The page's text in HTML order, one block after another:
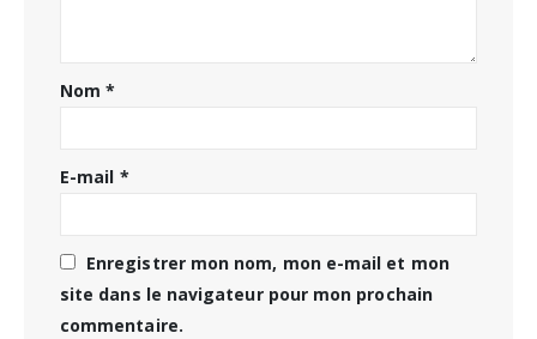
Nom*
E-mail *
Enregistrer mon nom, mon e-mail et mon
site dans le navigateur pour mon prochain
commentaire.